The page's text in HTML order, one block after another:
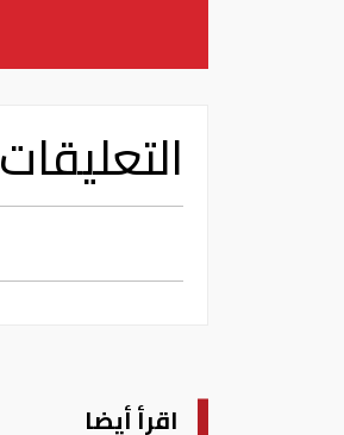
التعليقات
اقرأ أيضا